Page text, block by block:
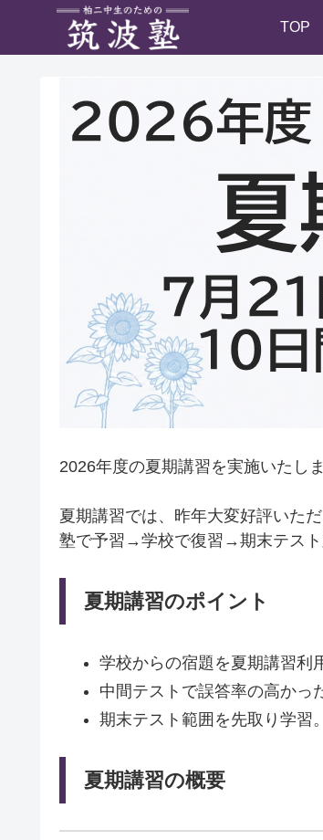
TOP
2026年度の夏期講習を実施いたしま
夏期講習では、昨年大変好評いた
塾で予習→学校で復習→期末テスト
夏期講習のポイント
学校からの宿題を夏期講習利
中間テストで誤答率の高かっ
期末テスト範囲を先取り学習。
夏期講習の概要